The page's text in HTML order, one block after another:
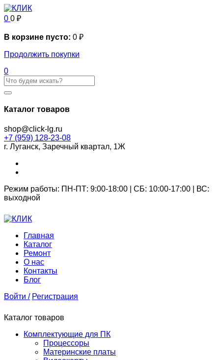
0 0 ₽
В корзине пусто: 0 ₽
Продолжить покупки
0
Каталог товаров
shop@click-lg.ru
+7 (959) 128-23-08
г. Луганск, Заречный квартал, 1Ж
Режим работы: ПН-ПТ: 9:00-18:00 | СБ: 10:00-17:00 | ВС:
выходной
Главная
Каталог
Ремонт
О нас
Контакты
Блог
Войти / Регистрация
Каталог товаров
Комплектующие для ПК
Процессоры
Материнские платы